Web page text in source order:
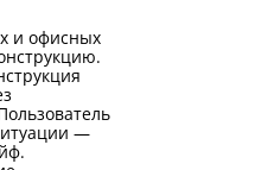
и офисных
—